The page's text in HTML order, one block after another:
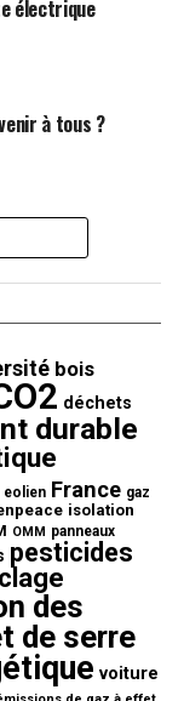
électrique
à tous ?
bois
déchets
durable
eolien France gaz
isolation
OMM panneaux
pesticides
des
de serre
voiture